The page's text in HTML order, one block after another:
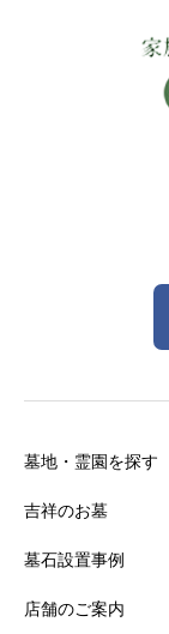
墓地・霊園を探す
吉祥のお墓
墓石設置事例
店舗のご案内